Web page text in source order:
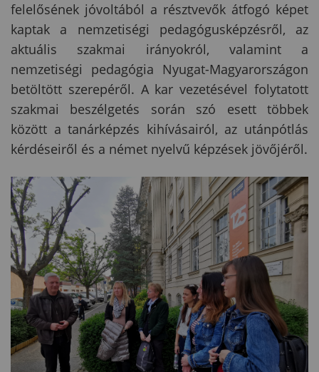
felelősének jóvoltából a résztvevők átfogó képet
kaptak a nemzetiségi pedagógusképzésről, az
aktuális szakmai irányokról, valamint a
nemzetiségi pedagógia Nyugat-Magyarországon
betöltött szerepéről. A kar vezetésével folytatott
szakmai beszélgetés során szó esett többek
között a tanárképzés kihívásairól, az utánpótlás
kérdéseiről és a német nyelvű képzések jövőjéről.